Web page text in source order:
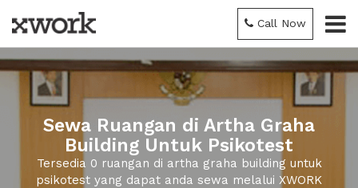
Call Now
Sewa Ruangan di Artha Graha
Building Untuk Psikotest
Tersedia 0 ruangan di artha graha building untuk
psikotest yang dapat anda sewa melalui XWORK